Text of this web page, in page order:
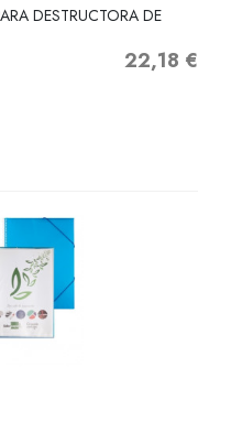
DESTRUCTORA DE
Precio
22,18 €